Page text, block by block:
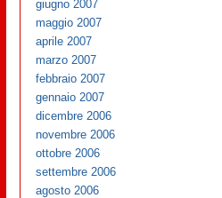
giugno 2007
maggio 2007
aprile 2007
marzo 2007
febbraio 2007
gennaio 2007
dicembre 2006
novembre 2006
ottobre 2006
settembre 2006
agosto 2006